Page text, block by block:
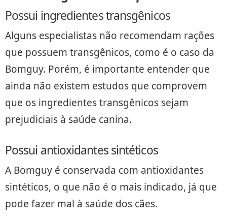
Possui ingredientes transgênicos
Alguns especialistas não recomendam rações
que possuem transgênicos, como é o caso da
Bomguy. Porém, é importante entender que
ainda não existem estudos que comprovem
que os ingredientes transgênicos sejam
prejudiciais à saúde canina.
Possui antioxidantes sintéticos
A Bomguy é conservada com antioxidantes
sintéticos, o que não é o mais indicado, já que
pode fazer mal à saúde dos cães.